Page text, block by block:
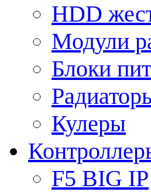
HDD
Модули
Блоки
Кулеры
F5 BIG IP